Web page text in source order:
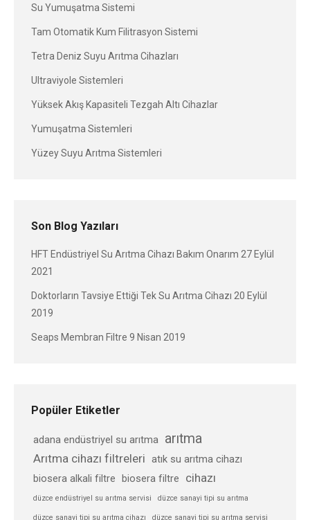
Su Yumuşatma Sistemi
Tam Otomatik Kum Filitrasyon Sistemi
Tetra Deniz Suyu Arıtma Cihazları
Ultraviyole Sistemleri
Yüksek Akış Kapasiteli Tezgah Altı Cihazlar
Yumuşatma Sistemleri
Yüzey Suyu Arıtma Sistemleri
Son Blog Yazıları
HFT Endüstriyel Su Arıtma Cihazı Bakım Onarım 27 Eylül
2021
Doktorların Tavsiye Ettiği Tek Su Arıtma Cihazı 20 Eylül
2019
Seaps Membran Filtre 9 Nisan 2019
Popüler Etiketler
adana endüstriyel su arıtma arıtma
Arıtma cihazı filtreleri atık su arıtma cihazı
biosera alkali filtre biosera filtre cihazı
düzce endüstriyel su arıtma servisi düzce sanayi tipi su arıtma
düzce sanayi tipi su arıtma cihazı düzce sanayi tipi su arıtma servisi